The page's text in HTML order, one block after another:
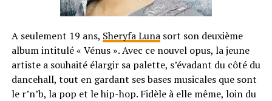
A seulement 19 ans, Sheryfa Lunasort son deuxième
album intitulé « Vénus ». Avec ce nouvel opus, la jeune
artiste a souhaité élargir sa palette, s’évadant du côté du
dancehall, tout en gardant ses bases musicales que sont
le r’n’b, la pop et le hip-hop. Fidèle à elle même, loin du